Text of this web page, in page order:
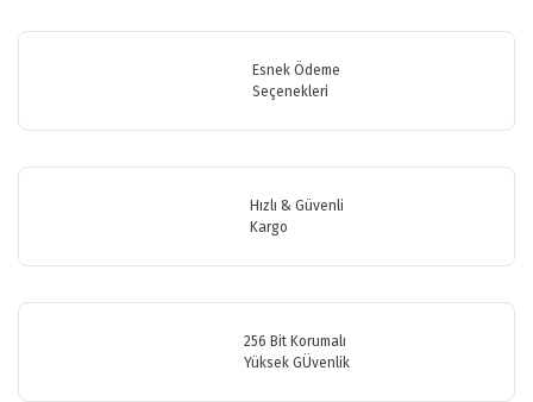
Bu ürüne ilk yorumu siz yapın!
Görüş ve önerileriniz için teşekkür ederiz.
Ürün resmi kalitesiz, bozuk veya görüntülenemiyor.
Ürün fiyatı diğer sitelerden daha pahalı.
Esnek Ödeme
Seçenekleri
Hızlı & Güvenli
Kargo
256 Bit Korumalı
Yüksek GÜvenlik